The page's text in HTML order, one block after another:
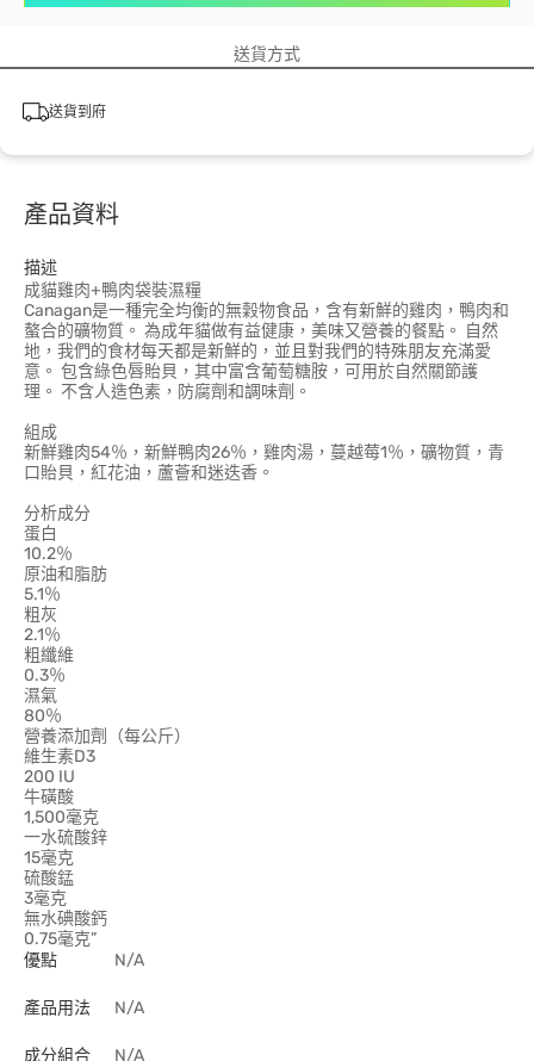
送貨方式
送貨到府
產品資料
描述
成貓雞肉+鴨肉袋裝濕糧
Canagan是一種完全均衡的無穀物食品，含有新鮮的雞肉，鴨肉和
螯合的礦物質。 為成年貓做有益健康，美味又營養的餐點。 自然
地，我們的食材每天都是新鮮的，並且對我們的特殊朋友充滿愛
意。 包含綠色唇貽貝，其中富含葡萄糖胺，可用於自然關節護
理。 不含人造色素，防腐劑和調味劑。
組成
新鮮雞肉54％，新鮮鴨肉26％，雞肉湯，蔓越莓1％，礦物質，青
口貽貝，紅花油，蘆薈和迷迭香。
分析成分
蛋白
10.2％
原油和脂肪
5.1％
粗灰
2.1％
粗纖維
0.3％
濕氣
80％
營養添加劑（每公斤）
維生素D3
200 IU
牛磺酸
1,500毫克
一水硫酸鋅
15毫克
硫酸錳
3毫克
無水碘酸鈣
0.75毫克”
優點
N/A
產品用法 N/A
成分組合 N/A